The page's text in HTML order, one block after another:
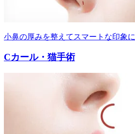
小鼻の厚みを整えてスマートな印象に
Cカール・猫手術